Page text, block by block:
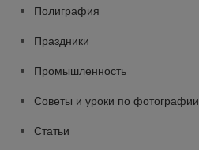
Полиграфия
Праздники
Промышленность
Советы и уроки по фотографии
Статьи